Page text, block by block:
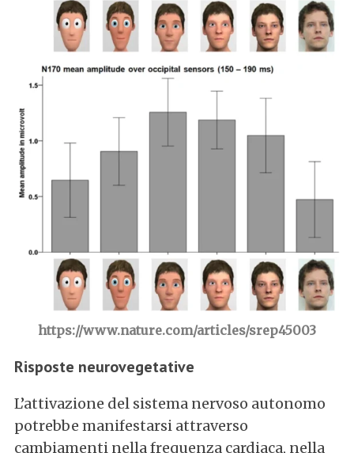
https://www.nature.com/articles/srep45003
Risposte neurovegetative
L’attivazione del sistema nervoso autonomo
potrebbe manifestarsi attraverso
cambiamenti nella frequenza cardiaca, nella
r
c
f